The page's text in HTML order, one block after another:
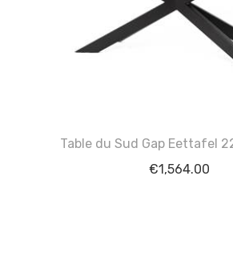
Table du Sud Gap Eettafel
€1,564.00